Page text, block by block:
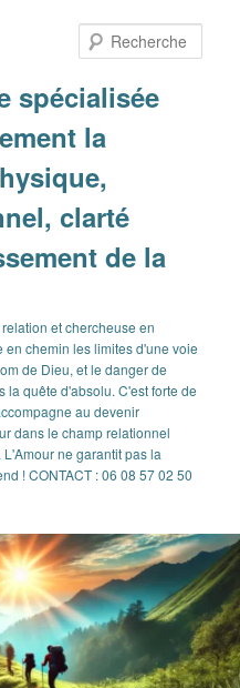
spécialisée
la
clarté
de la
et chercheuse en
chemin les limites d'une voie
de Dieu, et le danger de
la quête d'absolu. C'est forte de
au devenir
dans le champ relationnel
ne garantit pas la
! CONTACT : 06 08 57 02 50